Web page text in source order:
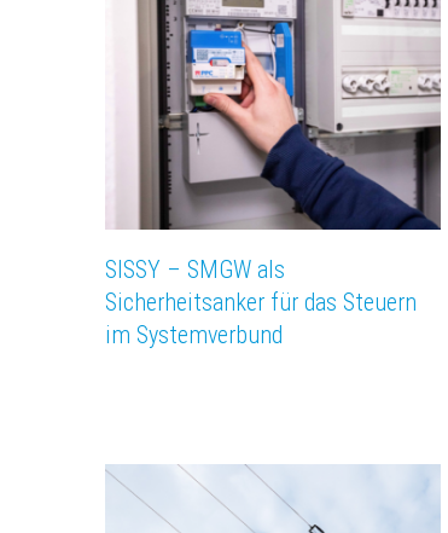
SISSY – SMGW als
Sicherheitsanker für das Steuern
im Systemverbund